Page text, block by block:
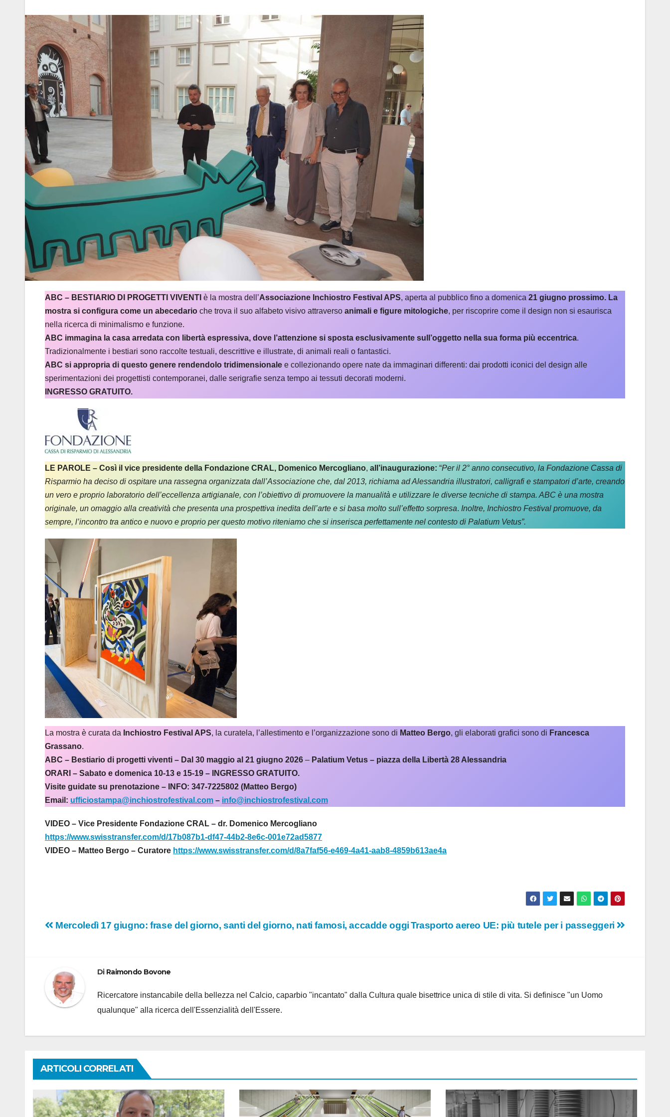
ABC – BESTIARIO DI PROGETTI VIVENTI è la mostra dell’Associazione Inchiostro Festival APS, aperta al pubblico fino a domenica 21 giugno prossimo. La
mostra si configura come un abecedario che trova il suo alfabeto visivo attraverso animali e figure mitologiche, per riscoprire come il design non si esaurisca
nella ricerca di minimalismo e funzione.
ABC immagina la casa arredata con libertà espressiva, dove l’attenzione si sposta esclusivamente sull’oggetto nella sua forma più eccentrica.
Tradizionalmente i bestiari sono raccolte testuali, descrittive e illustrate, di animali reali o fantastici.
ABC si appropria di questo genere rendendolo tridimensionale e collezionando opere nate da immaginari differenti: dai prodotti iconici del design alle
sperimentazioni dei progettisti contemporanei, dalle serigrafie senza tempo ai tessuti decorati moderni.
INGRESSO GRATUITO.
LE PAROLE – Così il vice presidente della Fondazione CRAL, Domenico Mercogliano, all’inaugurazione: “Per il 2° anno consecutivo, la Fondazione Cassa di
Risparmio ha deciso di ospitare una rassegna organizzata dall’Associazione che, dal 2013, richiama ad Alessandria illustratori, calligrafi e stampatori d’arte, creando
un vero e proprio laboratorio dell’eccellenza artigianale, con l’obiettivo di promuovere la manualità e utilizzare le diverse tecniche di stampa. ABC è una mostra
originale, un omaggio alla creatività che presenta una prospettiva inedita dell’arte e si basa molto sull’effetto sorpresa. Inoltre, Inchiostro Festival promuove, da
sempre, l’incontro tra antico e nuovo e proprio per questo motivo riteniamo che si inserisca perfettamente nel contesto di Palatium Vetus”.
La mostra è curata da Inchiostro Festival APS, la curatela, l’allestimento e l’organizzazione sono di Matteo Bergo, gli elaborati grafici sono di Francesca
Grassano.
ABC – Bestiario di progetti viventi – Dal 30 maggio al 21 giugno 2026 – Palatium Vetus – piazza della Libertà 28 Alessandria
ORARI – Sabato e domenica 10-13 e 15-19 –
INGRESSO GRATUITO.
Visite guidate su prenotazione – INFO: 347-7225802 (Matteo Bergo)
Email: ufficiostampa@inchiostrofestival.com – info@inchiostrofestival.com
VIDEO – Vice Presidente Fondazione CRAL – dr. Domenico Mercogliano
https://www.swisstransfer.com/d/17b087b1-df47-44b2-8e6c-001e72ad5877
VIDEO – Matteo Bergo – Curatore https://www.swisstransfer.com/d/8a7faf56-e469-4a41-aab8-4859b613ae4a
Navigazione
Trasporto aereo UE: più tutele per i passeggeri
Mercoledì 17 giugno: frase del giorno, santi del giorno, nati famosi, accadde oggi
Di Raimondo Bovone
Ricercatore instancabile della bellezza nel Calcio, caparbio "incantato" dalla Cultura quale bisettrice unica di stile di vita. Si definisce "un Uomo
qualunque" alla ricerca dell'Essenzialità dell'Essere.
ARTICOLI CORRELATI